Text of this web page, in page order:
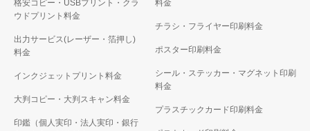
格安コピー・USBプリント・クラ
ウドプリント料金
出力サービス(レーザー・箔押し)
料金
インクジェットプリント料金
大判コピー・大判スキャン料金
印鑑（個人実印・法人実印・銀行
料金
チラシ・フライヤー印刷料金
ポスター印刷料金
シール・ステッカー・マグネット印刷
料金
プラスチックカード印刷料金